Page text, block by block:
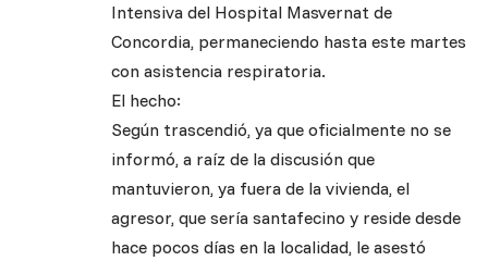
Intensiva del Hospital Masvernat de
Concordia, permaneciendo hasta este martes
con asistencia respiratoria.
El hecho:
Según trascendió, ya que oficialmente no se
informó, a raíz de la discusión que
mantuvieron, ya fuera de la vivienda, el
agresor, que sería santafecino y reside desde
hace pocos días en la localidad, le asestó